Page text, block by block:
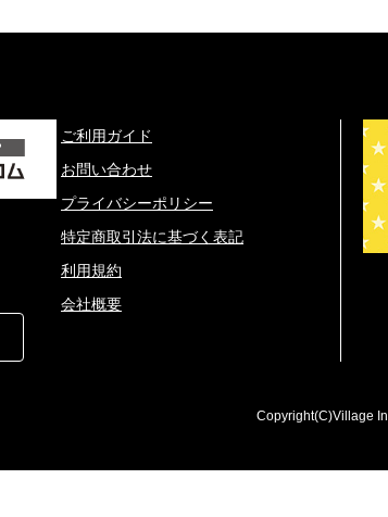
ご利用ガイド
お問い合わせ
プライバシーポリシー
特定商取引法に基づく表記
利用規約
会社概要
Copyright(C)Village